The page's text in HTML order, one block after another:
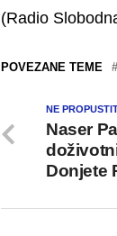
(Radio
POVEZANE TEME
NE
Naser
Donjete